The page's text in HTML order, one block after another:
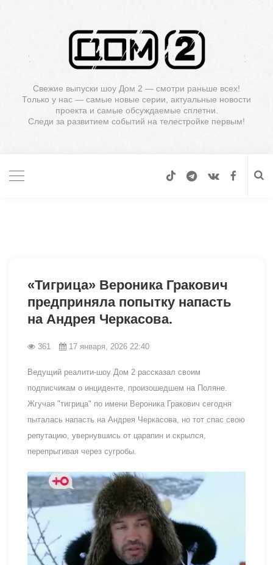
Свежие выпуски шоу Дом 2 — смотри раньше всех!
Только у нас — самые новые серии, актуальные новости
проекта и самые обсуждаемые сплетни.
Следи за развитием событий на телестройке первым!
«Тигрица» Вероника Гракович
предприняла попытку напасть
на Андрея Черкасова.
361 17 января, 2026 22:40
Ведущий реалити-шоу Дом 2 рассказал своим
подписчикам о инциденте, произошедшем на Поляне.
Жгучая "тигрица" по имени Вероника Гракович сегодня
пыталась напасть на Андрея Черкасова, но тот спас свою
репутацию, увернувшись от царапин и скрылся,
перепрыгивая через сугробы.